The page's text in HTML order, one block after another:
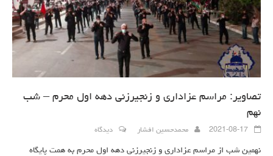
تصاویر: مراسم عزاداری و زنجیرزنی دهه اول محرم – شب
نهم
2021-08-17 محمدحسین افشار دیدگاه
نهمین شب از مراسم عزاداری و زنجیرزنی دهه اول محرم به همت پایگاه